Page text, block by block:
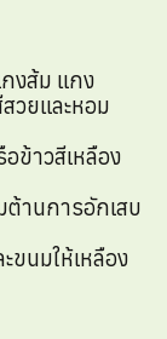
งส้ม แกง
สวยและหอม
ข้าวสีเหลือง
ต้านการอักเสบ
ขนมให้เหลือง